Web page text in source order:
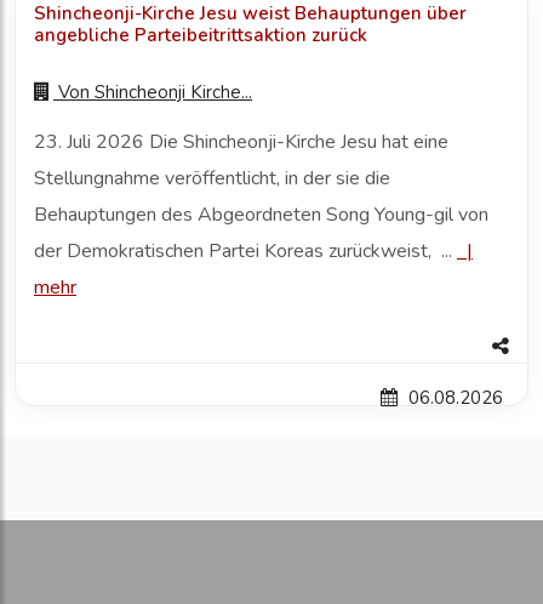
Shincheonji-Kirche Jesu weist Behauptungen über
angebliche Parteibeitrittsaktion zurück
Von Shincheonji Kirche...
23. Juli 2026 Die Shincheonji-Kirche Jesu hat eine
Stellungnahme veröffentlicht, in der sie die
Behauptungen des Abgeordneten Song Young-gil von
der Demokratischen Partei Koreas zurückweist, ...
|
mehr
06.08.2026